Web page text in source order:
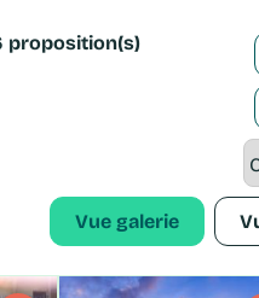
proposition(s)
Vuegalerie